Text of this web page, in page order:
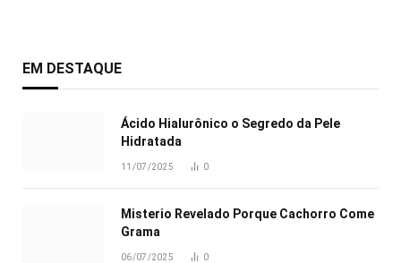
EM DESTAQUE
Ácido Hialurônico o Segredo da Pele
Hidratada
11/07/2025 0
Misterio Revelado Porque Cachorro Come
Grama
06/07/2025 0